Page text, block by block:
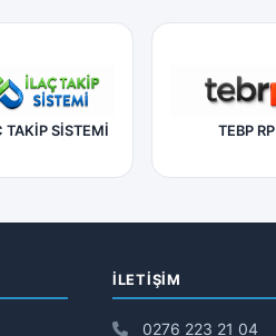
TAKİP SİSTEMİ TEBP RP
İLETIŞIM
0276 223 21 04